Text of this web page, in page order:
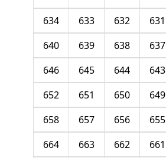
631
632
633
634
637
638
639
640
643
644
645
646
649
650
651
652
655
656
657
658
661
662
663
664